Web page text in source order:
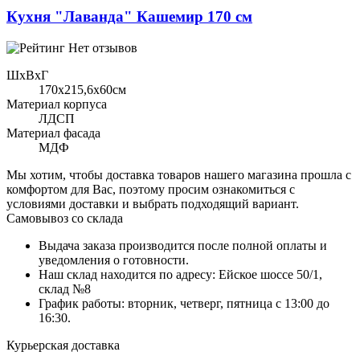
Кухня "Лаванда" Кашемир 170 см
Нет отзывов
ШхВхГ
170x215,6х60см
Материал корпуса
ЛДСП
Материал фасада
МДФ
Мы хотим, чтобы доставка товаров нашего магазина прошла с
комфортом для Вас, поэтому просим ознакомиться с
условиями доставки и выбрать подходящий вариант.
Самовывоз со склада
Выдача заказа производится после полной оплаты и
уведомления о готовности.
Наш склад находится по адресу: Ейское шоссе 50/1,
склад №8
График работы: вторник, четверг, пятница с 13:00 до
16:30.
Курьерская доставка